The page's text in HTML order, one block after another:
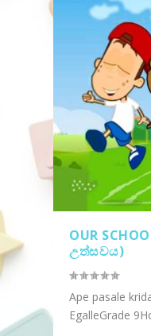
OUR
උත්සවය)
Ape pasale
EgalleGrade